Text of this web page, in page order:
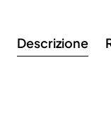
Descrizione